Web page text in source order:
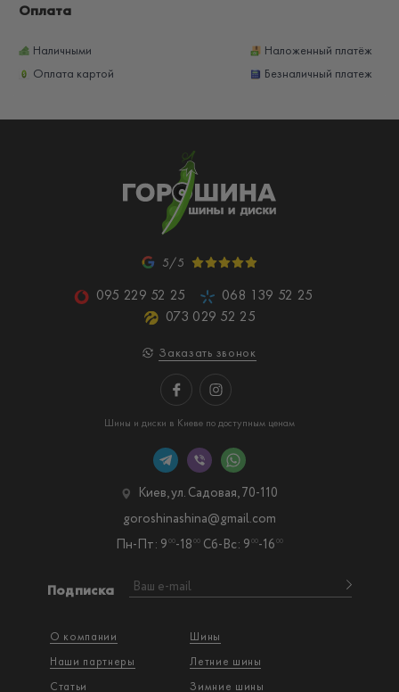
Оплата
Наличными
Наложенный платёж
Оплата картой
Безналичный платеж
5/5
095 229 52 25
068 139 52 25
073 029 52 25
Заказать звонок
Шины и диски в Киеве по доступным ценам
О компании
Наши партнеры
Статьи
Шины
Летние шины
Зимние шины
Подписка
Киев, ул. Садовая, 70-110
Пн-Пт: 9 00-18 00 Сб-Вс: 9 00-16 00
goroshinashina@gmail.com